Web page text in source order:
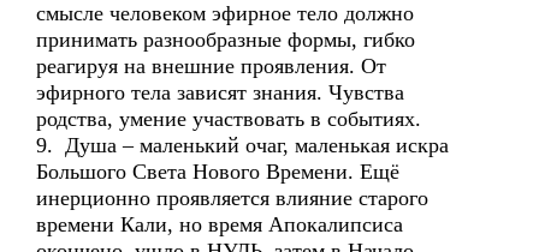
смысле человеком эфирное тело должно
принимать разнообразные формы, гибко
реагируя на внешние проявления. От
эфирного тела зависят знания. Чувства
родства, умение участвовать в событиях.
9. Душа – маленький очаг, маленькая искра
Большого Света Нового Времени. Ещё
инерционно проявляется влияние старого
времени Кали, но время Апокалипсиса